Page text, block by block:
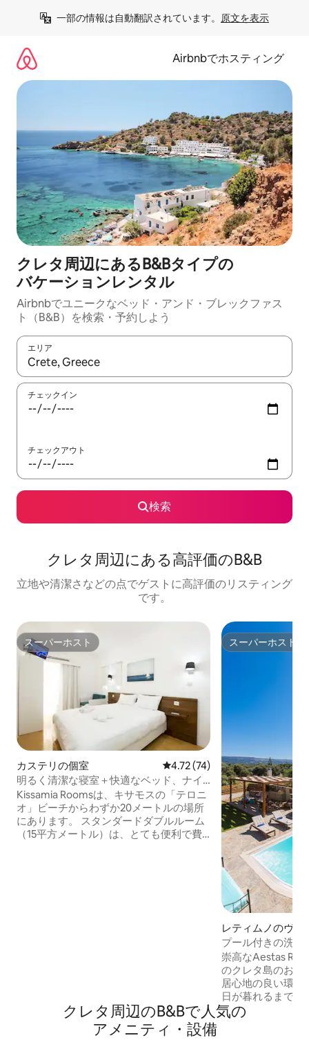
一部の情報は自動翻訳されています。 原文を表示
Airbnbでホスティング
クレタ周辺にあ⁠るB&Bタ⁠イ⁠プの
バ⁠ケ⁠ー⁠シ⁠ョ⁠ンレ⁠ン⁠タ⁠ル
Airbnbでユニークなベッド・アンド・ブレックファス
ト（B&B）を検索・予約しよう
エリア
検索結果が表示されたら、上下の矢印キーを使って移動するか
チェックイン
チェックアウト
検索
クレタ周辺にあ⁠る高⁠評⁠価⁠のB&B
立地や清潔さなどの点でゲストに高評価のリスティング
です。
スーパーホスト
スーパーホスト
カステリの個室 レビュー74件、5つ星中4.72つ
4.72 (74)
明るく清潔な寝室＋快適なベッド、ナイ
トライフから2分
Kissamia Roomsは、キサモスの「テロニ
オ」ビーチからわずか20メートルの場所
にあります。 スタンダードダブルルーム
（15平方メートル）は、とても便利で費
スーパーホスト
スーパーホスト
レティムノのヴィ
プール付きの洗練
「Aestas
崇高なAestas
のクレタ島のおも
居心地の良い環境
日が暮れるまで夏
お迎えします。ご
行に最適なこの
クレタ周辺のB&B⁠で人⁠気⁠の
ア⁠メ⁠ニ⁠テ⁠ィ⁠・設⁠備